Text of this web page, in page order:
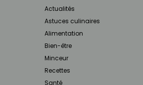
Actualités
Astuces culinaires
Alimentation
Bien-être
Minceur
Recettes
Santé